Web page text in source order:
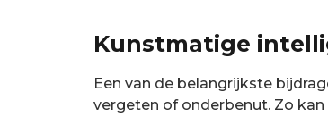
Kunstmatige
Een van de belangrijkste
vergeten of onderbenut. Zo